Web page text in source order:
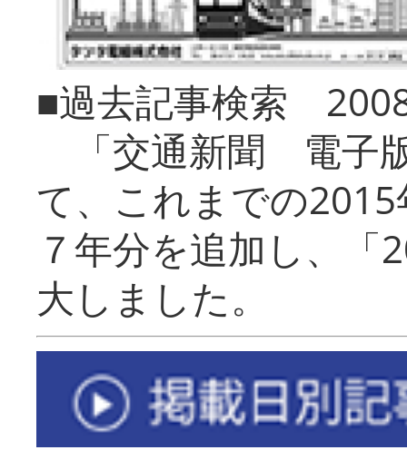
■過去記事検索
「交通新聞 電子
て、これまでの
７年分を追加し、「
大しまし